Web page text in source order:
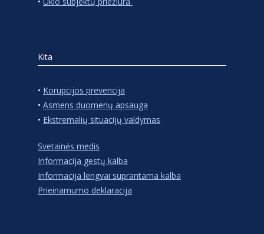
Kita
• Korupcijos prevencija
• Asmens duomenų apsauga
• Ekstremalių situacijų valdymas
Svetainės medis
Informacija gestų kalba
Informacija lengvai suprantama kalba
Prieinamumo deklaracija